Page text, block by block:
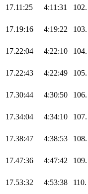
17.11:25 4:11:31 102.
17.19:16 4:19:22 103.
17.22:04 4:22:10 104.
17.22:43 4:22:49 105.
17.30:44 4:30:50 106.
17.34:04 4:34:10 107.
17.38:47 4:38:53 108.
17.47:36 4:47:42 109.
17.53:32 4:53:38 110.